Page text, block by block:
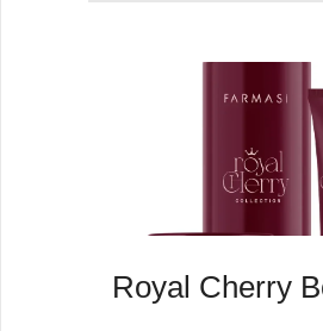
Royal Cherry